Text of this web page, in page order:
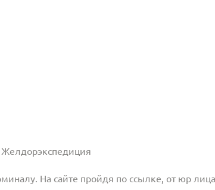
На сайте пройдя по ссылке, от юр